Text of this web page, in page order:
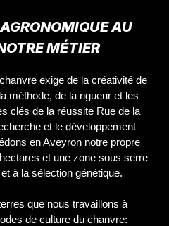
AU
MÉTIER
exige de la créativité de
méthode, de la rigueur et les
clés de la réussite Rue de la
et le développement
en Aveyron notre propre
et une zone sous serre
à la sélection génétique.
que nous travaillons à
de culture du chanvre: